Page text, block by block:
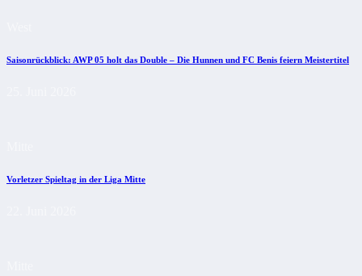
Saisonrückblick: AWP 05 holt das Double – Die Hunnen und FC Benis feiern Meistertitel
Vorletzer Spieltag in der Liga Mitte